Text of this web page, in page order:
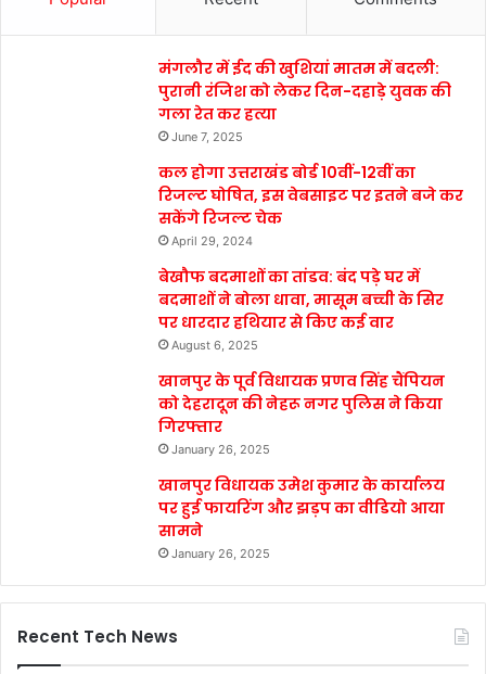
मंगलौर में ईद की खुशियां मातम में बदली:
पुरानी रंजिश को लेकर दिन-दहाड़े युवक की
गला रेत कर हत्या
June 7, 2025
कल होगा उत्तराखंड बोर्ड 10वीं-12वीं का
रिजल्ट घोषित, इस वेबसाइट पर इतने बजे कर
सकेंगे रिजल्ट चेक
April 29, 2024
बेखौफ बदमाशों का तांडव: बंद पड़े घर में
बदमाशों ने बोला धावा, मासूम बच्ची के सिर
पर धारदार हथियार से किए कई वार
August 6, 2025
खानपुर के पूर्व विधायक प्रणव सिंह चैंपियन
को देहरादून की नेहरू नगर पुलिस ने किया
गिरफ्तार
January 26, 2025
खानपुर विधायक उमेश कुमार के कार्यालय
पर हुई फायरिंग और झड़प का वीडियो आया
सामने
January 26, 2025
Recent Tech News